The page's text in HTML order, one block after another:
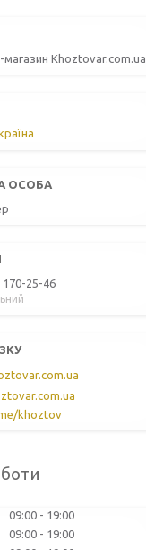
магазин Khoztovar.com.ua
170-25-46
khoztov
09:00
19:00
09:00
19:00